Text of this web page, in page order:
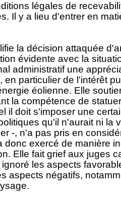
légales de
Il y a lieu d'entrer en
la décision attaquée
évidente avec la
administratif une
en particulier de l'intérêt
éolienne. Elle
la compétence de
il doit s'imposer une
qu'il n'aurait ni la
-, n'a pas pris en
donc exercé de manière
Elle fait grief aux juges
les aspects
aspects négatifs,